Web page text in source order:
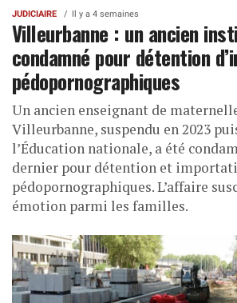
JUDICIAIRE Il y a 4 semaines
Villeurbanne : un ancien
condamné pour détention
pédopornographiques
Un ancien enseignant de
Villeurbanne, suspendu en 2023
l’Éducation nationale, a été
dernier pour détention et
pédopornographiques. L’affaire
émotion parmi les familles.